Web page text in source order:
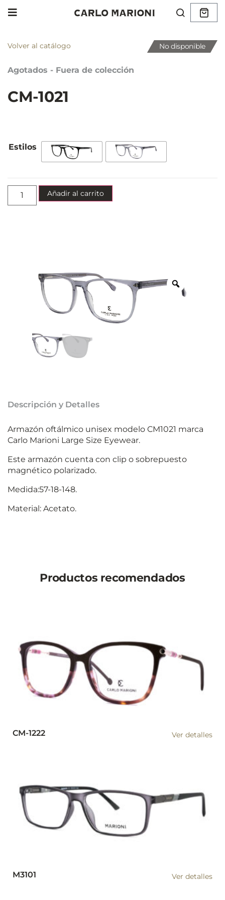
Descripción y Detalles
Armazón oftálmico unisex modelo CM1021 marca
Carlo Marioni Large Size Eyewear.
Este armazón cuenta con clip o sobrepuesto
magnético polarizado.
Medida:57-18-148.
Material: Acetato.
Volver al catálogo
Agotados - Fuera de colección
CM-1021
No disponible
Añadir al carrito
Productos recomendados
CM-1222 Ver detalles
M3101 Ver detalles